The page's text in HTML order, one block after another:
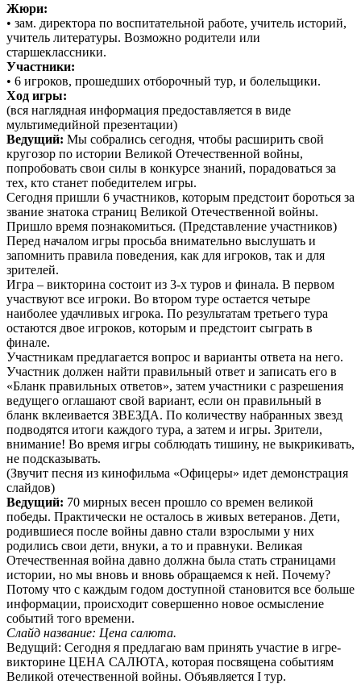
Жюри:
• зам. директора по воспитательной работе, учитель историй,
учитель литературы. Возможно родители или
старшеклассники.
Участники:
• 6 игроков, прошедших отборочный тур, и болельщики.
Ход игры:
(вся наглядная информация предоставляется в виде
мультимедийной презентации)
Ведущий: Мы собрались сегодня, чтобы расширить свой
кругозор по истории Великой Отечественной войны,
попробовать свои силы в конкурсе знаний, порадоваться за
тех, кто станет победителем игры.
Сегодня пришли 6 участников, которым предстоит бороться за
звание знатока страниц Великой Отечественной войны.
Пришло время познакомиться. (Представление участников)
Перед началом игры просьба внимательно выслушать и
запомнить правила поведения, как для игроков, так и для
зрителей.
Игра – викторина состоит из 3-х туров и финала. В первом
участвуют все игроки. Во втором туре остается четыре
наиболее удачливых игрока. По результатам третьего тура
остаются двое игроков, которым и предстоит сыграть в
финале.
Участникам предлагается вопрос и варианты ответа на него.
Участник должен найти правильный ответ и записать его в
«Бланк правильных ответов», затем участники с разрешения
ведущего оглашают свой вариант, если он правильный в
бланк вклеивается ЗВЕЗДА. По количеству набранных звезд
подводятся итоги каждого тура, а затем и игры. Зрители,
внимание! Во время игры соблюдать тишину, не выкрикивать,
не подсказывать.
(Звучит песня из кинофильма «Офицеры» идет демонстрация
слайдов)
Ведущий: 70 мирных весен прошло со времен великой
победы. Практически не осталось в живых ветеранов. Дети,
родившиеся после войны давно стали взрослыми у них
родились свои дети, внуки, а то и правнуки. Великая
Отечественная война давно должна была стать страницами
истории, но мы вновь и вновь обращаемся к ней. Почему?
Потому что с каждым годом доступной становится все больше
информации, происходит совершенно новое осмысление
событий того времени.
Слайд название: Цена салюта.
Ведущий: Сегодня я предлагаю вам принять участие в игре-
викторине ЦЕНА САЛЮТА, которая посвящена событиям
Великой отечественной войны. Объявляется I тур.